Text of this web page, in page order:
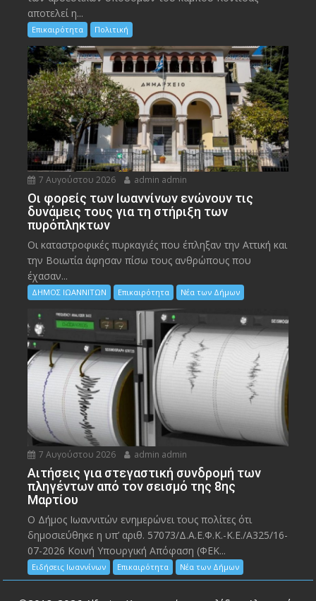
αποτελεί η...
Επικαιρότητα Πολιτική
7 Αυγούστου 2026 admin admin
Οι φορείς των Ιωαννίνων ενώνουν τις
δυνάμεις τους για τη στήριξη των
πυρόπληκτων
Οι καταστροφικές πυρκαγιές που έπληξαν την Αττική και
την Bοιωτία άφησαν πίσω τους ανθρώπους που
έχασαν...
ΔΗΜΟΣ ΙΩΑΝΝΙΤΩΝ Επικαιρότητα Νέα των Δήμων
7 Αυγούστου 2026 admin admin
Αιτήσεις για στεγαστική συνδρομή των
πληγέντων από τον σεισμό της 8ης
Μαρτίου
Ο Δήμος Ιωαννιτών ενημερώνει τους πολίτες ότι
δημοσιεύθηκε η υπ’ αριθ. 57073/Δ.Α.Ε.Φ.Κ.-Κ.Ε./Α325/16-
07-2026 Κοινή Υπουργική Απόφαση (ΦΕΚ...
Ειδήσεις Ιωαννίνων Επικαιρότητα Νέα των Δήμων